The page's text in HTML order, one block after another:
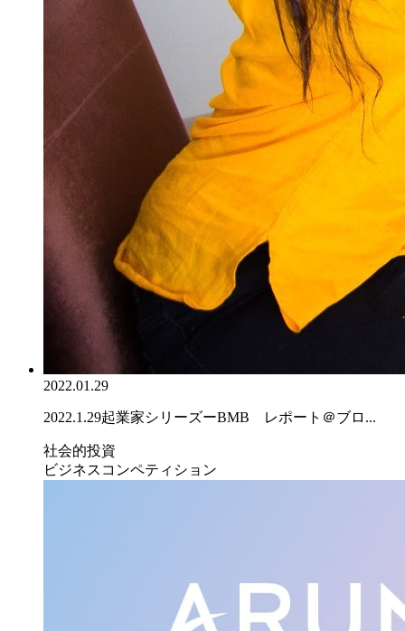
2022.01.29
2022.1.29起業家シリーズーBMB レポート＠ブロ...
社会的投資
ビジネスコンペティション